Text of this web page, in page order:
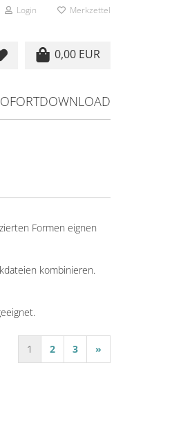
Login Merkzettel
0,00 EUR
Formen eignen
kombinieren.
1 2 3 »